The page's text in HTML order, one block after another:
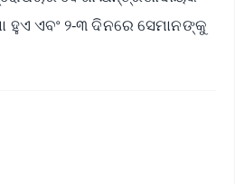
ହୁଏ ଏବଂ ୨-୩ ଦିନରେ ସେମାନଙ୍କୁ